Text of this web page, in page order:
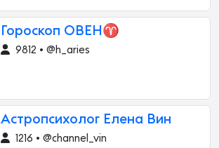
Гороскоп ОВЕН♈️
9812 • @h_aries
Астропсихолог Елена Вин
1216 • @channel_vin